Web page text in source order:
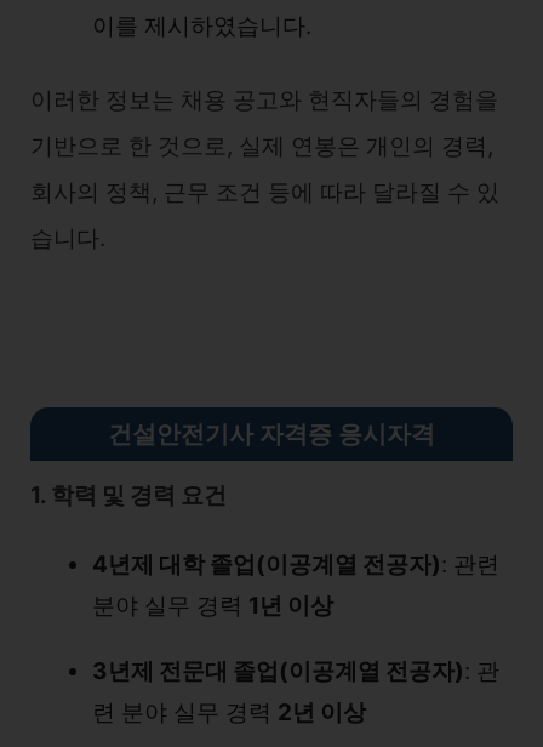
이를 제시하였습니다.
이러한 정보는 채용 공고와 현직자들의 경험을
기반으로 한 것으로, 실제 연봉은 개인의 경력,
회사의 정책, 근무 조건 등에 따라 달라질 수 있
습니다.
건설안전기사 자격증 응시자격
1. 학력 및 경력 요건
4년제 대학 졸업(이공계열 전공자): 관련
분야 실무 경력 1년 이상
3년제 전문대 졸업(이공계열 전공자): 관
련 분야 실무 경력 2년 이상